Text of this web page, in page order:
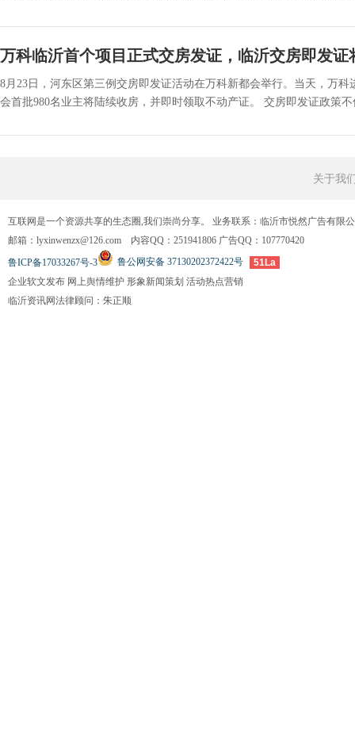
万科临沂首个项目正式交房发证，临沂交房即发证
8月23日，河东区第三例交房即发证活动在万科新都会举行。当天，万
会首批980名业主将陆续收房，并即时领取不动产证。 交房即发证政策
关于我
互联网是一个资源共享的生态圈,我们崇尚分享。 业务联系：临沂市悦然广告有限
邮箱：lyxinwenzx@126.com 内容QQ：251941806 广告QQ：107770420
鲁ICP备17033267号-3
鲁公网安备 37130202372422号
51La
企业软文发布 网上舆情维护 形象新闻策划 活动热点营销
临沂资讯网法律顾问：朱正顺